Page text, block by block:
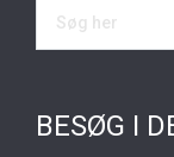
BESØG I